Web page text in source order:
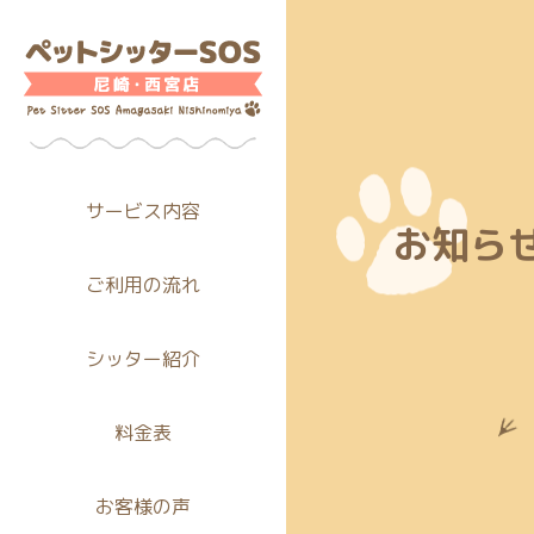
サービス内容
ご利用の流れ
シッター紹介
料金表
お客様の声
お知ら